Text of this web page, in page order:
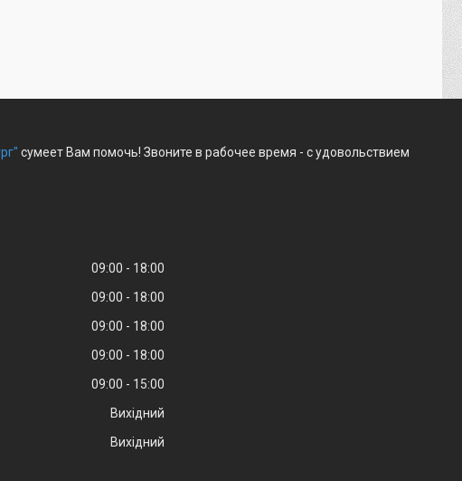
сумеет Вам помочь! Звоните в рабочее время - с удовольствием
09:00
18:00
09:00
18:00
09:00
18:00
09:00
18:00
09:00
15:00
Вихідний
Вихідний